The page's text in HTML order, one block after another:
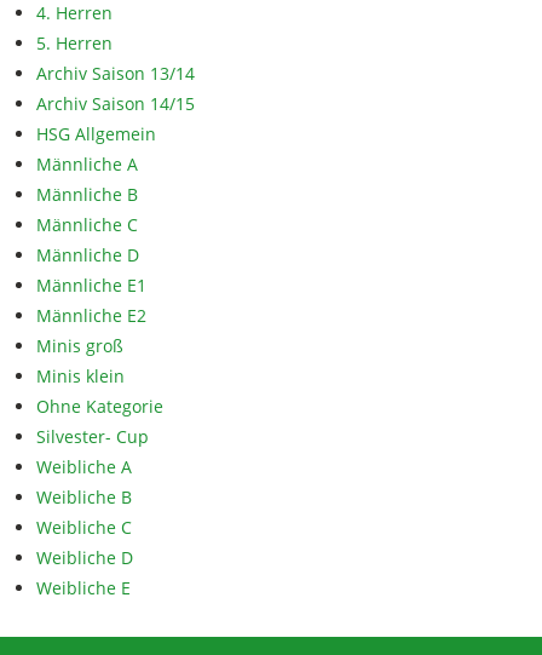
4. Herren
5. Herren
Archiv Saison 13/14
Archiv Saison 14/15
HSG Allgemein
Männliche A
Männliche B
Männliche C
Männliche D
Männliche E1
Männliche E2
Minis groß
Minis klein
Ohne Kategorie
Silvester- Cup
Weibliche A
Weibliche B
Weibliche C
Weibliche D
Weibliche E